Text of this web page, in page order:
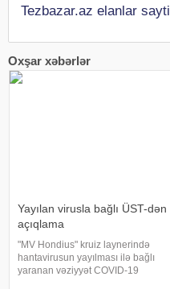
Tezbazar.az elanlar sayti
Oxşar xəbərlər
Yayılan virusla bağlı ÜST-dən
açıqlama
"MV Hondius" kruiz laynerində
hantavirusun yayılması ilə bağlı
yaranan vəziyyət COVID-19